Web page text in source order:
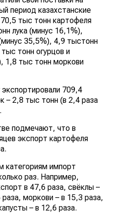
период казахстанские
тыс тонн картофеля
лука (минус 16,1%),
35,5%), 4,9 тыстонн
тонн огурцов и
1,8 тыс тонн моркови
709,4
– 2,8 тыс тонн (в 2,4 раза
подмечают, что в
экспорт картофеля
категориям импорт
раз. Например,
в 47,6 раза, свёклы –
моркови – в 15,3 раза,
– в 12,6 раза.